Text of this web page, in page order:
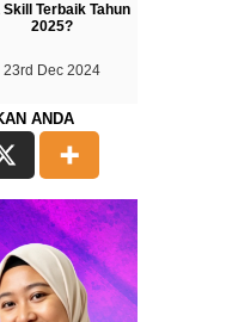
Skill Terbaik Tahun
2025?
23rd Dec 2024
ANDA